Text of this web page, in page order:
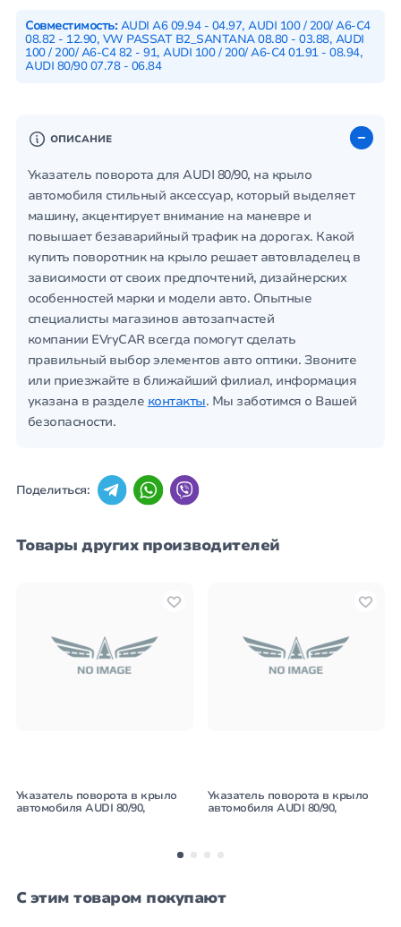
Совместимость: AUDI A6 09.94 - 04.97, AUDI 100 / 200/ A6-C4
08.82 - 12.90, VW PASSAT B2_SANTANA 08.80 - 03.88, AUDI
100 / 200/ A6-C4 82 - 91, AUDI 100 / 200/ A6-C4 01.91 - 08.94,
AUDI 80/90 07.78 - 06.84
ОПИСАНИЕ
Указатель поворота для AUDI 80/90, на крыло
автомобиля стильный аксессуар, который выделяет
машину, акцентирует внимание на маневре и
повышает безаварийный трафик на дорогах. Какой
купить поворотник на крыло решает автовладелец в
зависимости от своих предпочтений, дизайнерских
особенностей марки и модели авто. Опытные
специалисты магазинов автозапчастей
компании EVryCAR всегда помогут сделать
правильный выбор элементов авто оптики. Звоните
или приезжайте в ближайший филиал, информация
указана в разделе контакты. Мы заботимся о Вашей
безопасности.
Поделиться:
Товары других производителей
Указатель поворота в крыло
автомобиля AUDI 80/90,
Указатель поворота в крыло
автомобиля AUDI 80/90,
С этим товаром покупают